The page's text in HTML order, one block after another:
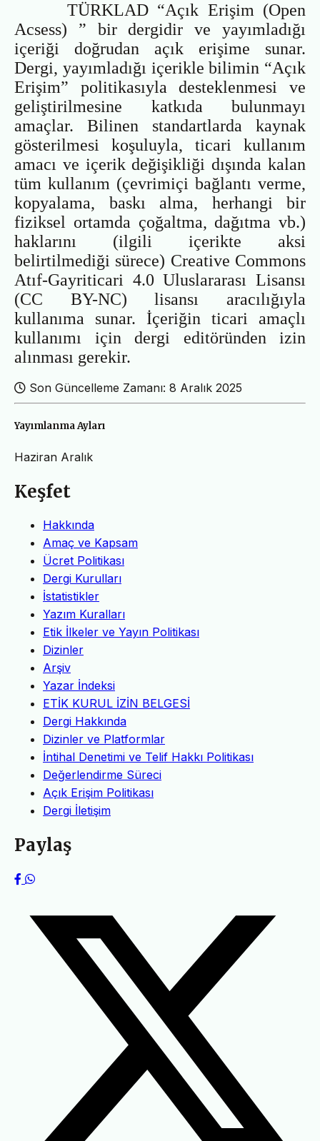
TÜRKLAD “Açık Erişim (Open
Acsess) ” bir dergidir ve yayımladığı
içeriği doğrudan açık erişime sunar.
Dergi, yayımladığı içerikle bilimin “Açık
Erişim” politikasıyla desteklenmesi ve
geliştirilmesine katkıda bulunmayı
amaçlar. Bilinen standartlarda kaynak
gösterilmesi koşuluyla, ticari kullanım
amacı ve içerik değişikliği dışında kalan
tüm kullanım (çevrimiçi bağlantı verme,
kopyalama, baskı alma, herhangi bir
fiziksel ortamda çoğaltma, dağıtma vb.)
haklarını (ilgili içerikte aksi
belirtilmediği sürece) Creative Commons
Atıf-Gayriticari 4.0 Uluslararası Lisansı
(CC BY-NC) lisansı aracılığıyla
kullanıma sunar. İçeriğin ticari amaçlı
kullanımı için dergi editöründen izin
alınması gerekir.
Son Güncelleme Zamanı: 8 Aralık 2025
Yayımlanma Ayları
Haziran Aralık
Keşfet
Hakkında
Amaç ve Kapsam
Ücret Politikası
Dergi Kurulları
İstatistikler
Yazım Kuralları
Etik İlkeler ve Yayın Politikası
Dizinler
Arşiv
Yazar İndeksi
ETİK KURUL İZİN BELGESİ
Dergi Hakkında
Dizinler ve Platformlar
İntihal Denetimi ve Telif Hakkı Politikası
Değerlendirme Süreci
Açık Erişim Politikası
Dergi İletişim
Paylaş